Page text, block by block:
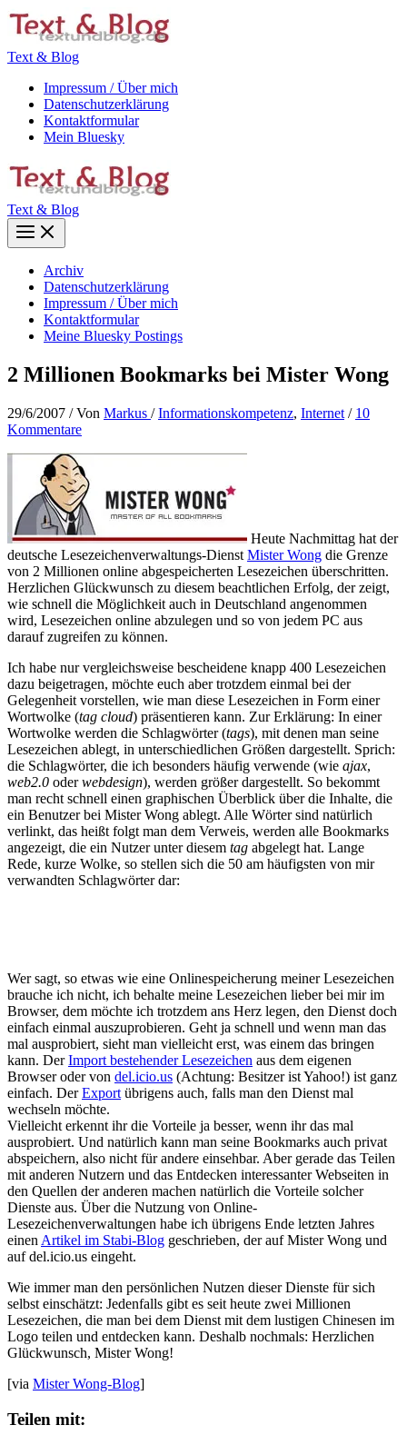
Zum
Inhalt
Text & Blog
Impressum / Über mich
Datenschutzerklärung
Kontaktformular
Mein Bluesky
Text & Blog
Main
Menu
Archiv
Datenschutzerklärung
Impressum / Über mich
Kontaktformular
Meine Bluesky Postings
2 Millionen Bookmarks bei Mister Wong
29/6/2007 / Von Markus /Informationskompetenz, Internet / 10
Kommentare
Heute Nachmittag hat der
deutsche Lesezeichenverwaltungs-Dienst Mister Wong die Grenze
von 2 Millionen online abgespeicherten Lesezeichen überschritten.
Herzlichen Glückwunsch zu diesem beachtlichen Erfolg, der zeigt,
wie schnell die Möglichkeit auch in Deutschland angenommen
wird, Lesezeichen online abzulegen und so von jedem PC aus
darauf zugreifen zu können.
Ich habe nur vergleichsweise bescheidene knapp 400 Lesezeichen
dazu beigetragen, möchte euch aber trotzdem einmal bei der
Gelegenheit vorstellen, wie man diese Lesezeichen in Form einer
Wortwolke (tag cloud) präsentieren kann. Zur Erklärung: In einer
Wortwolke werden die Schlagwörter (tags), mit denen man seine
Lesezeichen ablegt, in unterschiedlichen Größen dargestellt. Sprich:
die Schlagwörter, die ich besonders häufig verwende (wie ajax,
web2.0 oderwebdesign), werden größer dargestellt. So bekommt
man recht schnell einen graphischen Überblick über die Inhalte, die
ein Benutzer bei Mister Wong ablegt. Alle Wörter sind natürlich
verlinkt, das heißt folgt man dem Verweis, werden alle Bookmarks
angezeigt, die ein Nutzer unter diesem tag abgelegt hat. Lange
Rede, kurze Wolke, so stellen sich die 50 am häufigsten von mir
verwandten Schlagwörter dar:
Wer sagt, so etwas wie eine Onlinespeicherung meiner Lesezeichen
brauche ich nicht, ich behalte meine Lesezeichen lieber bei mir im
Browser, dem möchte ich trotzdem ans Herz legen, den Dienst doch
einfach einmal auszuprobieren. Geht ja schnell und wenn man das
mal ausprobiert, sieht man vielleicht erst, was einem das bringen
kann. DerImport bestehender Lesezeichen aus dem eigenen
Browser oder von del.icio.us (Achtung: Besitzer ist Yahoo!) ist ganz
einfach. DerExport übrigens auch, falls man den Dienst mal
wechseln möchte.
Vielleicht erkennt ihr die Vorteile ja besser, wenn ihr das mal
ausprobiert. Und natürlich kann man seine Bookmarks auch privat
abspeichern, also nicht für andere einsehbar. Aber gerade das Teilen
mit anderen Nutzern und das Entdecken interessanter Webseiten in
den Quellen der anderen machen natürlich die Vorteile solcher
Dienste aus. Über die Nutzung von Online-
Lesezeichenverwaltungen habe ich übrigens Ende letzten Jahres
einen Artikel im Stabi-Blog geschrieben, der auf Mister Wong und
auf del.icio.us eingeht.
Wie immer man den persönlichen Nutzen dieser Dienste für sich
selbst einschätzt: Jedenfalls gibt es seit heute zwei Millionen
Lesezeichen, die man bei dem Dienst mit dem lustigen Chinesen im
Logo teilen und entdecken kann. Deshalb nochmals: Herzlichen
Glückwunsch, Mister Wong!
[via Mister Wong-Blog]
Teilen mit: